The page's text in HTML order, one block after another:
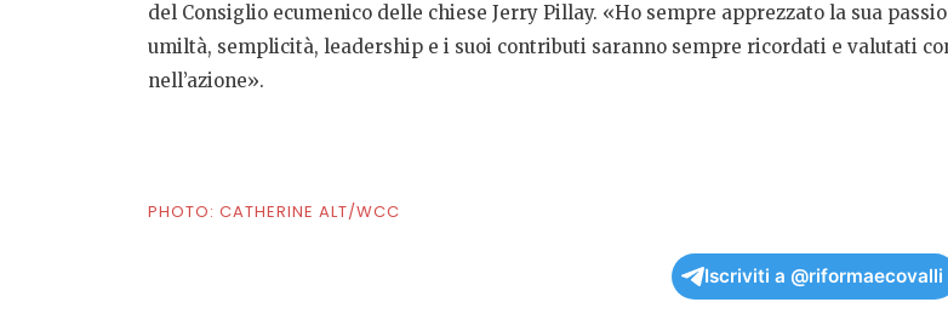
del Consiglio ecumenico delle chiese Jerry Pillay. «Ho sempre apprezzato la sua
umiltà, semplicità, leadership e i suoi contributi saranno sempre ricordati e valutati
nell’azione».
PHOTO: CATHERINE ALT/WCC
Iscriviti a @riformaecovalli